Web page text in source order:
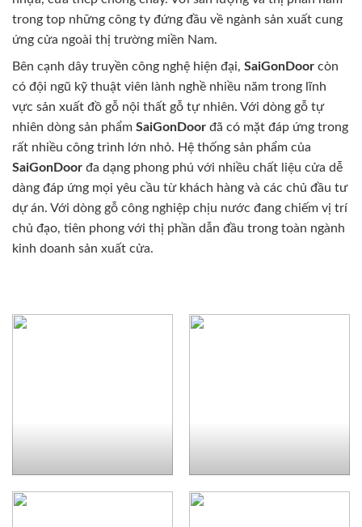
trong top những công ty đứng đầu về ngành sản xuất cung
ứng cửa ngoài thị trường miền Nam.
Bên cạnh dây truyền công nghệ hiện đại, SaiGonDoor còn
có đội ngũ kỹ thuật viên lành nghề nhiều năm trong lĩnh
vực sản xuất đồ gỗ nội thất gỗ tự nhiên. Với dòng gỗ tự
nhiên dòng sản phẩm SaiGonDoor đã có mặt đáp ứng trong
rất nhiều công trình lớn nhỏ. Hệ thống sản phẩm của
SaiGonDoor đa dạng phong phú với nhiều chất liệu cửa dễ
dàng đáp ứng mọi yêu cầu từ khách hàng và các chủ đầu tư
dự án. Với dòng gỗ công nghiệp chịu nước đang chiếm vị trí
chủ đạo, tiên phong với thị phần dẫn đầu trong toàn ngành
kinh doanh sản xuất cửa.